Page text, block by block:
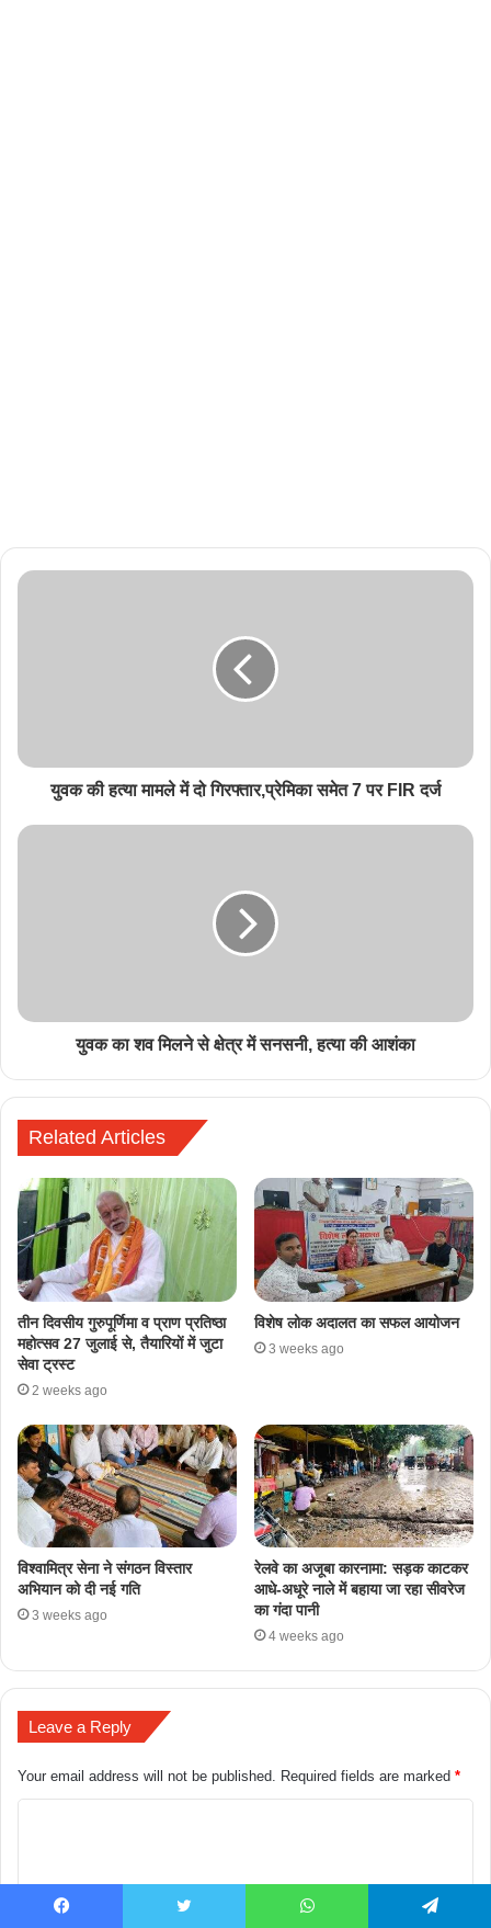
युवक की हत्या मामले में दो गिरफ्तार,प्रेमिका समेत 7 पर FIR दर्ज
युवक का शव मिलने से क्षेत्र में सनसनी, हत्या की आशंका
Related Articles
तीन दिवसीय गुरुपूर्णिमा व प्राण प्रतिष्ठा
महोत्सव 27 जुलाई से, तैयारियों में जुटा
सेवा ट्रस्ट
2 weeks ago
विशेष लोक अदालत का सफल आयोजन
3 weeks ago
​विश्वामित्र सेना ने संगठन विस्तार
अभियान को दी नई गति
3 weeks ago
रेलवे का अजूबा कारनामा: सड़क काटकर
आधे-अधूरे नाले में बहाया जा रहा सीवरेज
का गंदा पानी
4 weeks ago
Leave a Reply
Your email address will not be published. Required fields are marked *